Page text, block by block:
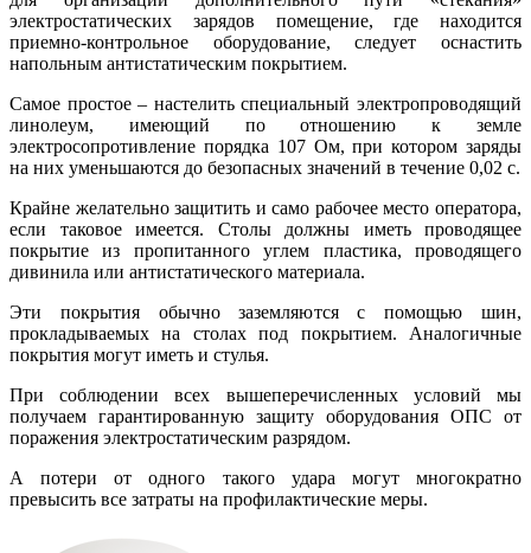
электростатических зарядов помещение, где находится
приемно-контрольное оборудование, следует оснастить
напольным антистатическим покрытием.
Самое простое – настелить специальный электропроводящий
линолеум, имеющий по отношению к земле
электросопротивление порядка 107 Ом, при котором заряды
на них уменьшаются до безопасных значений в течение 0,02 с.
Крайне желательно защитить и само рабочее место оператора,
если таковое имеется. Столы должны иметь проводящее
покрытие из пропитанного углем пластика, проводящего
дивинила или антистатического материала.
Эти покрытия обычно заземляются с помощью шин,
прокладываемых на столах под покрытием. Аналогичные
покрытия могут иметь и стулья.
При соблюдении всех вышеперечисленных условий мы
получаем гарантированную защиту оборудования ОПС от
поражения электростатическим разрядом.
А потери от одного такого удара могут многократно
превысить все затраты на профилактические меры.